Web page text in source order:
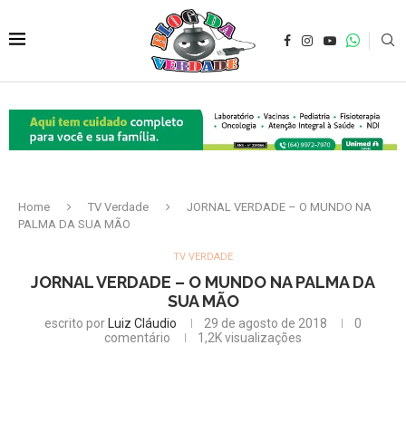
Home TV Verdade
JORNAL VERDADE – O MUNDO NA
PALMA DA SUA MÃO
TV VERDADE
JORNAL VERDADE – O MUNDO NA PALMA DA
SUA MÃO
escrito por Luiz Cláudio 29 de agosto de 2018
0
comentário
1,2Kvisualizações